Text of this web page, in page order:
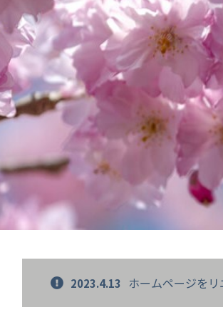
2023.4.13 ホームページを